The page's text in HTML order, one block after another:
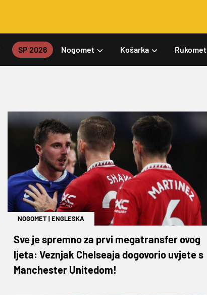
SP 2026 Nogomet Košarka Rukomet
NOGOMET|ENGLESKA
Sve je spremno za prvi megatransfer ovog
ljeta: Veznjak Chelseaja dogovorio uvjete s
Manchester Unitedom!